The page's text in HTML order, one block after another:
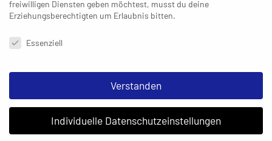
DATENSCHUTZERKLÄRUNG IMPRESSUM
freiwilligen Diensten geben möchtest, musst du deine
Erziehungsberechtigten um Erlaubnis bitten.
Datenschutzeinstellungen & Nutzungsbedingungen
Essenziell
Verstanden
Individuelle Datenschutzeinstellungen